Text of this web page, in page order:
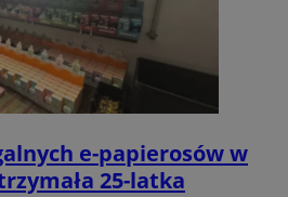
e-papierosów w
25-latka